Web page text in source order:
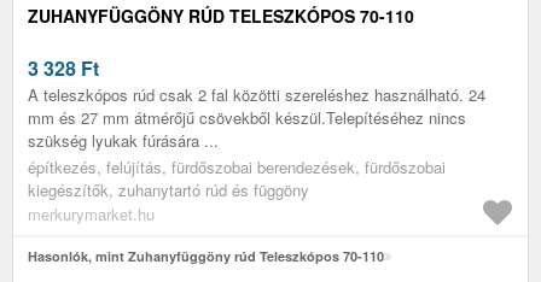
ZUHANYFÜGGÖNY RÚD TELESZKÓPOS 70-110
3 328 Ft
A teleszkópos rúd csak 2 fal közötti szereléshez használható. 24
mm és 27 mm átmérőjű csövekből készül.Telepítéséhez nincs
szükség lyukak fúrására ...
építkezés, felújítás, fürdőszobai berendezések, fürdőszobai
kiegészítők, zuhanytartó rúd és függöny
merkurymarket.hu
Hasonlók, mint Zuhanyfüggöny rúd Teleszkópos 70-110